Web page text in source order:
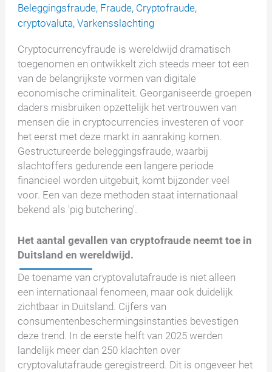
Beleggingsfraude, Fraude, Cryptofraude,
cryptovaluta,Varkensslachting
Cryptocurrencyfraude is wereldwijd dramatisch
toegenomen en ontwikkelt zich steeds meer tot een
van de belangrijkste vormen van digitale
economische criminaliteit. Georganiseerde groepen
daders misbruiken opzettelijk het vertrouwen van
mensen die in cryptocurrencies investeren of voor
het eerst met deze markt in aanraking komen.
Gestructureerde beleggingsfraude, waarbij
slachtoffers gedurende een langere periode
financieel worden uitgebuit, komt bijzonder veel
voor. Een van deze methoden staat internationaal
bekend als 'pig butchering'.
Het aantal gevallen van cryptofraude neemt toe in
Duitsland en wereldwijd.
De toename van cryptovalutafraude is niet alleen
een internationaal fenomeen, maar ook duidelijk
zichtbaar in Duitsland. Cijfers van
consumentenbeschermingsinstanties bevestigen
deze trend. In de eerste helft van 2025 werden
landelijk meer dan 250 klachten over
cryptovalutafraude geregistreerd. Dit is ongeveer het